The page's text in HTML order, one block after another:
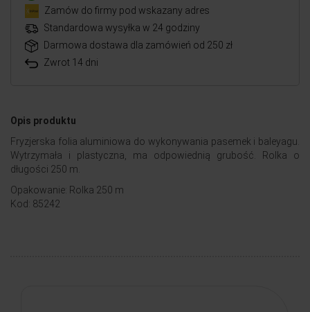
Zamów do firmy pod wskazany adres
Standardowa wysyłka w 24 godziny
Darmowa dostawa dla zamówień od 250 zł
Zwrot 14 dni
Opis produktu
Fryzjerska folia aluminiowa do wykonywania pasemek i baleyagu.
Wytrzymała i plastyczna, ma odpowiednią grubość. Rolka o
długości 250 m.
Opakowanie: Rolka 250 m
Kod: 85242